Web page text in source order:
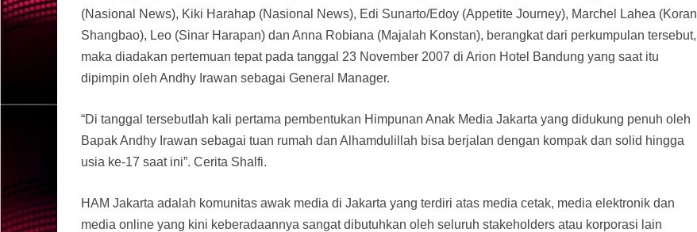
(Nasional News), Kiki Harahap (Nasional News), Edi Sunarto/Edoy (Appetite Journey), Marchel Lahea (Koran
Shangbao), Leo (Sinar Harapan) dan Anna Robiana (Majalah Konstan), berangkat dari perkumpulan tersebut,
maka diadakan pertemuan tepat pada tanggal 23 November 2007 di Arion Hotel Bandung yang saat itu
dipimpin oleh Andhy Irawan sebagai General Manager.
“Di tanggal tersebutlah kali pertama pembentukan Himpunan Anak Media Jakarta yang didukung penuh oleh
Bapak Andhy Irawan sebagai tuan rumah dan Alhamdulillah bisa berjalan dengan kompak dan solid hingga
usia ke-17 saat ini”. Cerita Shalfi.
HAM Jakarta adalah komunitas awak media di Jakarta yang terdiri atas media cetak, media elektronik dan
media online yang kini keberadaannya sangat dibutuhkan oleh seluruh stakeholders atau korporasi lain